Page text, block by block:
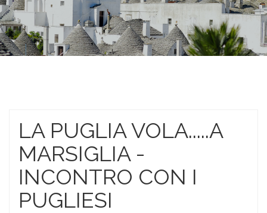
LA PUGLIA VOLA.....A
MARSIGLIA -
INCONTRO CON I
PUGLIESI